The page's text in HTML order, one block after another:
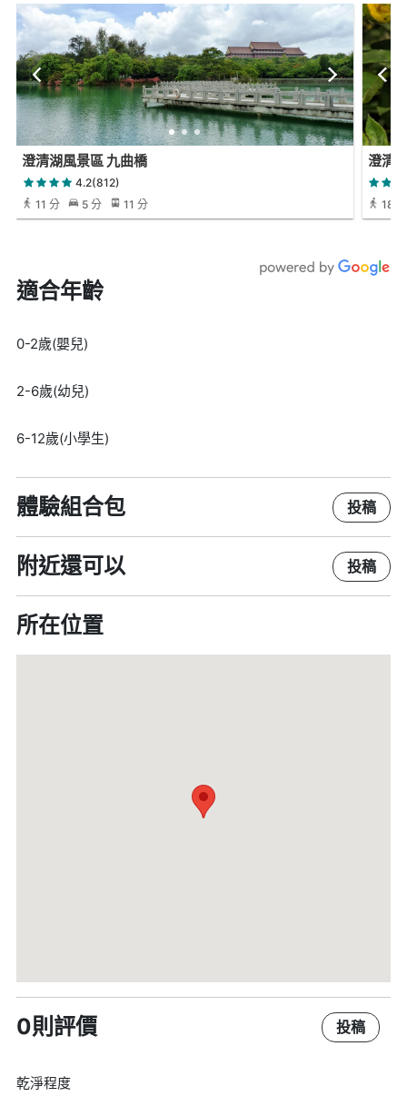
澄清湖風景區 九曲橋
4.2(812)
11 分
5 分 11 分
澄清
18 分
適合年齡
0-2歲(嬰兒)
2-6歲(幼兒)
6-12歲(小學生)
體驗組合包 投稿
附近還可以 投稿
所在位置
0則評價 投稿
乾淨程度